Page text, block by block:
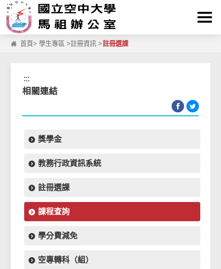
跳到主要內容區塊
:::
首頁>學生專區 >註冊資訊 >註冊選課
:::
相關連結
獎學金
教務行政資訊系統
註冊選課
課程查詢
學分費減免
空專轉科（組）